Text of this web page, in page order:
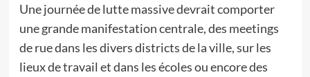
Une journée de lutte massive devrait comporter
une grande manifestation centrale, des meetings
de rue dans les divers districts de la ville, sur les
lieux de travail et dans les écoles ou encore des